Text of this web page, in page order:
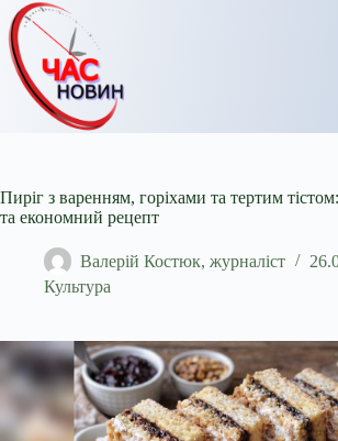
Перейти
до
вмісту
Пиріг з варенням, горіхами та тертим
та економний рецепт
Валерій Костюк, журналіст
Культура